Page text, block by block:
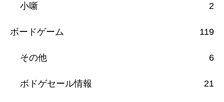
小噺 2
ボードゲーム 119
その他 6
ボドゲセール情報 21